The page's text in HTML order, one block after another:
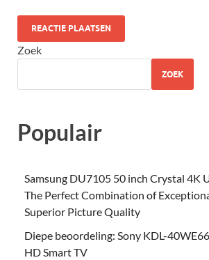
Zoek
ZOEK
Populair
Samsung DU7105 50 inch Crystal 4K
The Perfect Combination of
Superior Picture Quality
Diepe beoordeling: Sony KDL-
HD Smart TV